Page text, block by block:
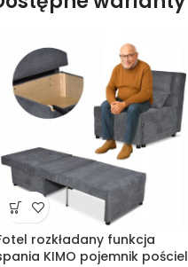
rozkładany funkcja
KIMO pojemnik pościel